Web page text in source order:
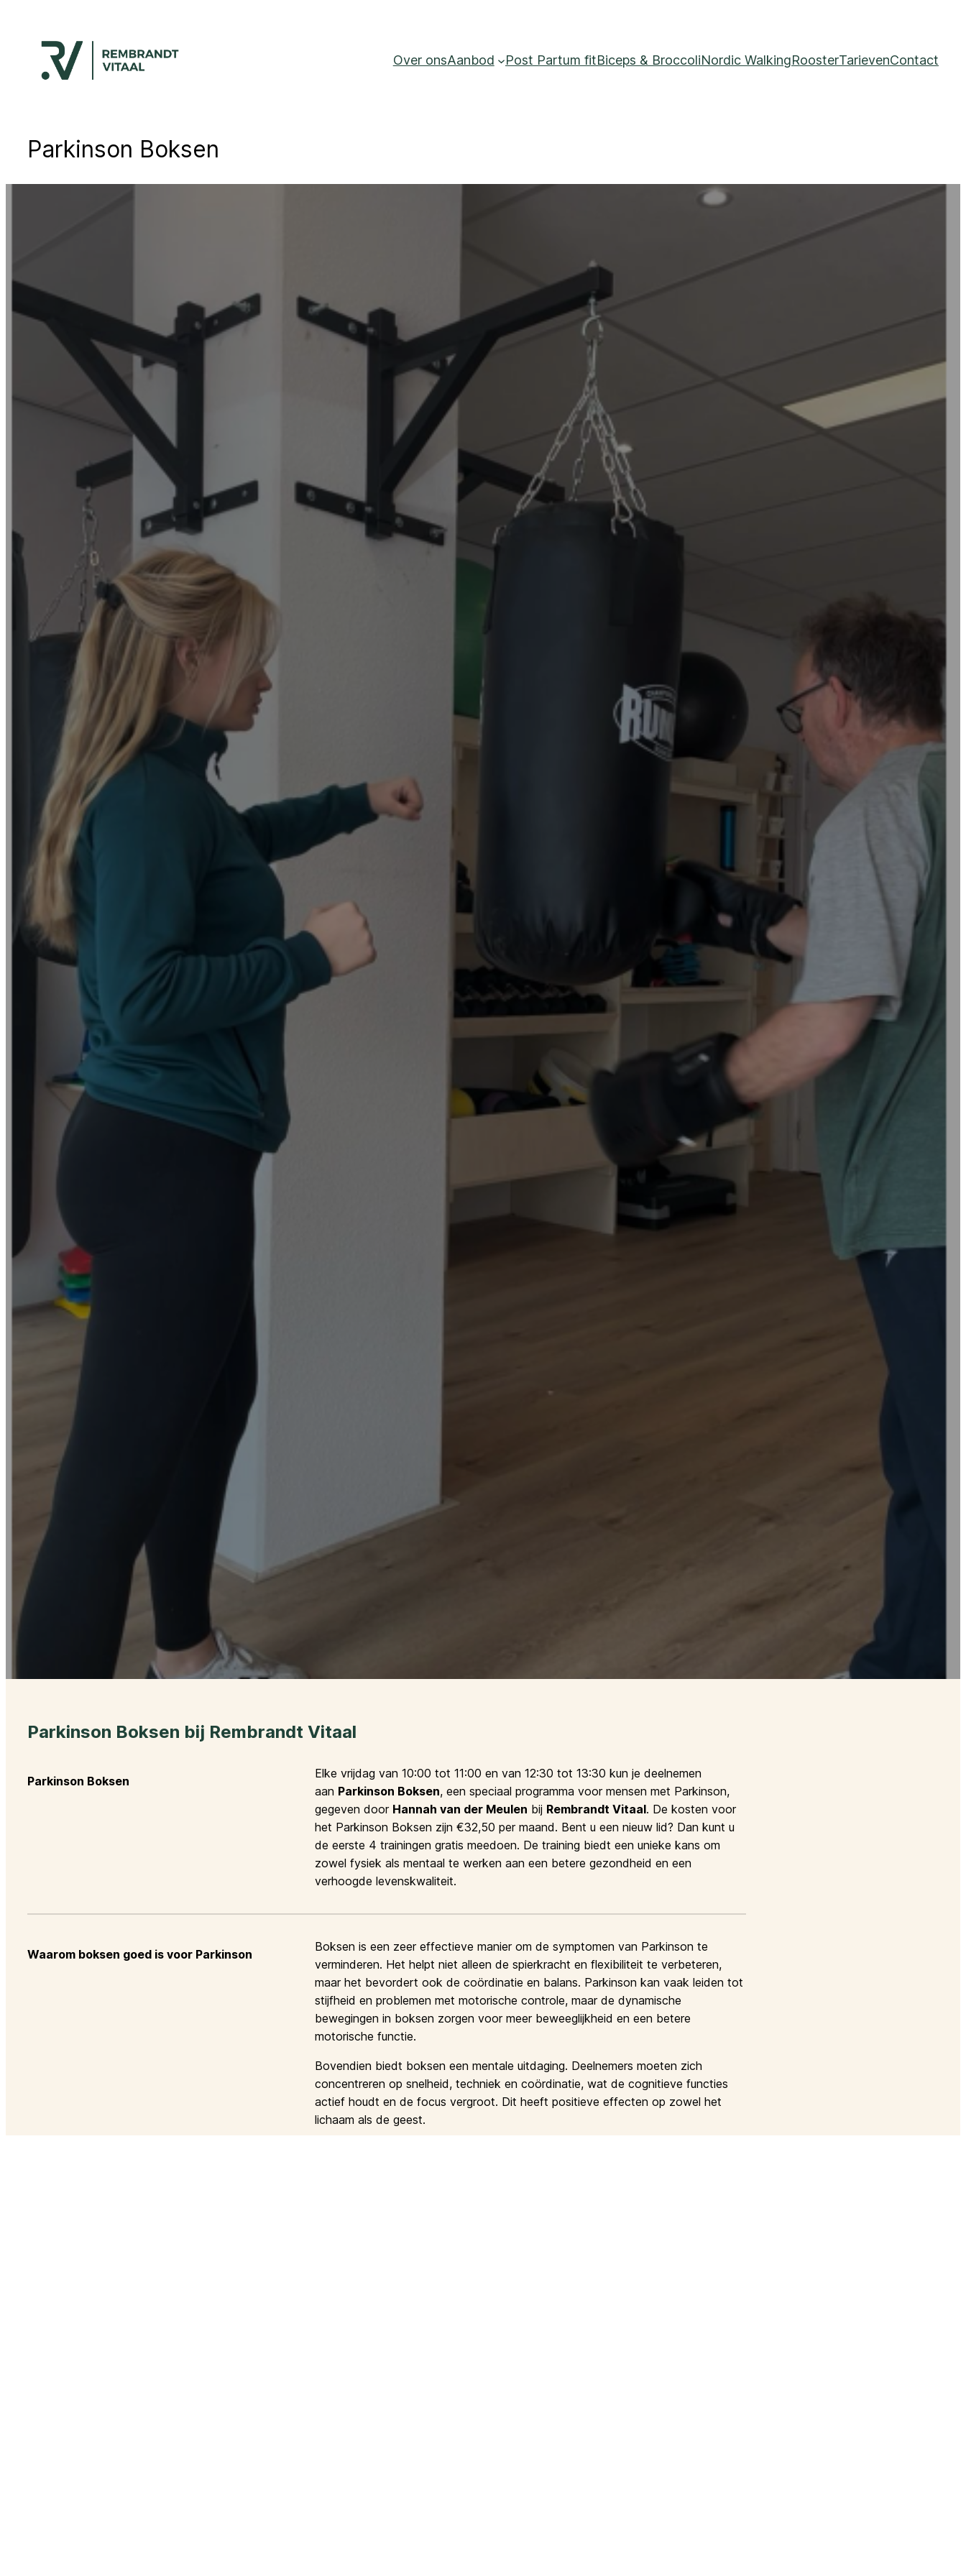
inhoud
Over onsAanbod Post Partum fitBiceps & BroccoliNordic WalkingRoosterTarievenContact
Parkinson Boksen
Parkinson Boksen bij Rembrandt Vitaal
Parkinson Boksen
Elke vrijdag van 10:00 tot 11:00 en van 12:30 tot 13:30 kun je deelnemen
aan Parkinson Boksen, een speciaal programma voor mensen met Parkinson,
gegeven door Hannah van der Meulen bij Rembrandt Vitaal. De kosten voor
het Parkinson Boksen zijn €32,50 per maand. Bent u een nieuw lid? Dan kunt u
de eerste 4 trainingen gratis meedoen. De training biedt een unieke kans om
zowel fysiek als mentaal te werken aan een betere gezondheid en een
verhoogde levenskwaliteit.
Waarom boksen goed is voor Parkinson
Boksen is een zeer effectieve manier om de symptomen van Parkinson te
verminderen. Het helpt niet alleen de spierkracht en flexibiliteit te verbeteren,
maar het bevordert ook de coördinatie en balans. Parkinson kan vaak leiden tot
stijfheid en problemen met motorische controle, maar de dynamische
bewegingen in boksen zorgen voor meer beweeglijkheid en een betere
motorische functie.
Bovendien biedt boksen een mentale uitdaging. Deelnemers moeten zich
concentreren op snelheid, techniek en coördinatie, wat de cognitieve functies
actief houdt en de focus vergroot. Dit heeft positieve effecten op zowel het
lichaam als de geest.